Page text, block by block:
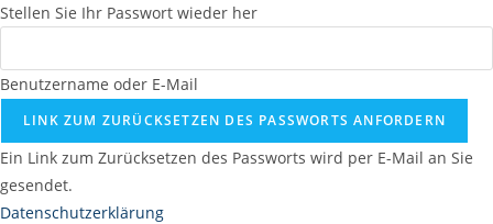
Stellen Sie Ihr Passwort wieder her
Benutzername oder E-Mail
LINK ZUM ZURÜCKSETZEN DES PASSWORTS ANFORDERN
Ein Link zum Zurücksetzen des Passworts wird per E-Mail an Sie
gesendet.
Datenschutzerklärung